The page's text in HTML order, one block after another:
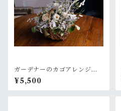
ガーデナーのカゴアレンジM~
白×グリーン【オーダー後制
作】
¥5,500